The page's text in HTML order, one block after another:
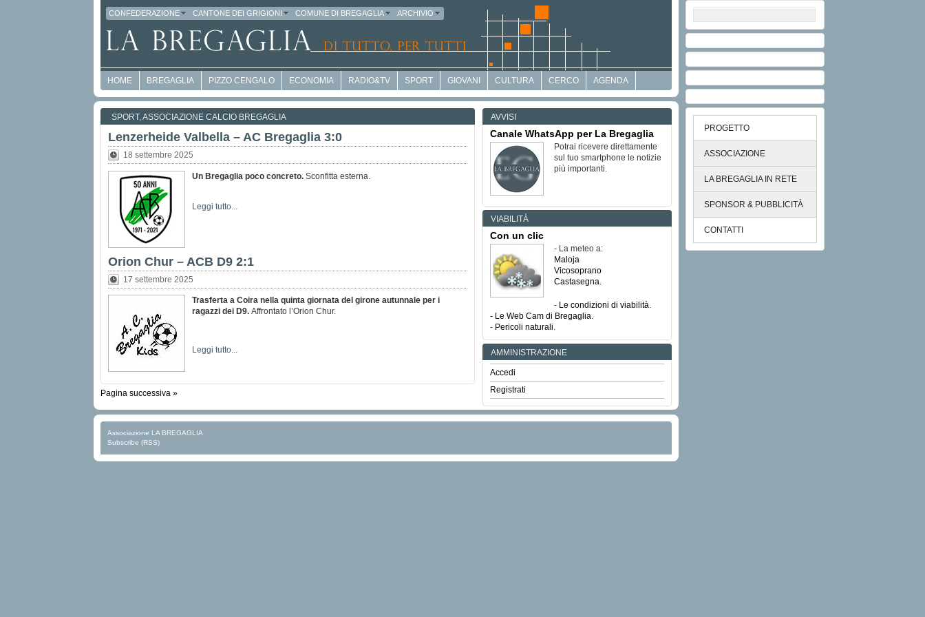
CONFEDERAZIONE CANTONE DEI GRIGIONI COMUNE DI BREGAGLIA ARCHIVIO
HOME BREGAGLIA PIZZO CENGALO ECONOMIA RADIO&TV SPORT GIOVANI CULTURA CERCO AGENDA
SPORT, ASSOCIAZIONE CALCIO BREGAGLIA
Lenzerheide Valbella – AC Bregaglia 3:0
18 settembre 2025
Un Bregaglia poco concreto. Sconfitta esterna.
Leggi tutto...
Orion Chur – ACB D9 2:1
17 settembre 2025
Trasferta a Coira nella quinta giornata del girone autunnale per i
ragazzi dei D9. Affrontato l’Orion Chur.
Leggi tutto...
Pagina successiva »
AVVISI
Canale WhatsApp per La Bregaglia
Potrai ricevere direttamente
sul tuo smartphone le notizie
più importanti.
VIABILITÀ
Con un clic
- La meteo a:
Maloja
Vicosoprano
Castasegna.
- Le condizioni di viabilità.
- Le Web Cam di Bregaglia.
- Pericoli naturali.
AMMINISTRAZIONE
Accedi
Registrati
Associazione LA BREGAGLIA
Subscribe (RSS)
PROGETTO
ASSOCIAZIONE
LA BREGAGLIA IN RETE
SPONSOR & PUBBLICITÀ
CONTATTI